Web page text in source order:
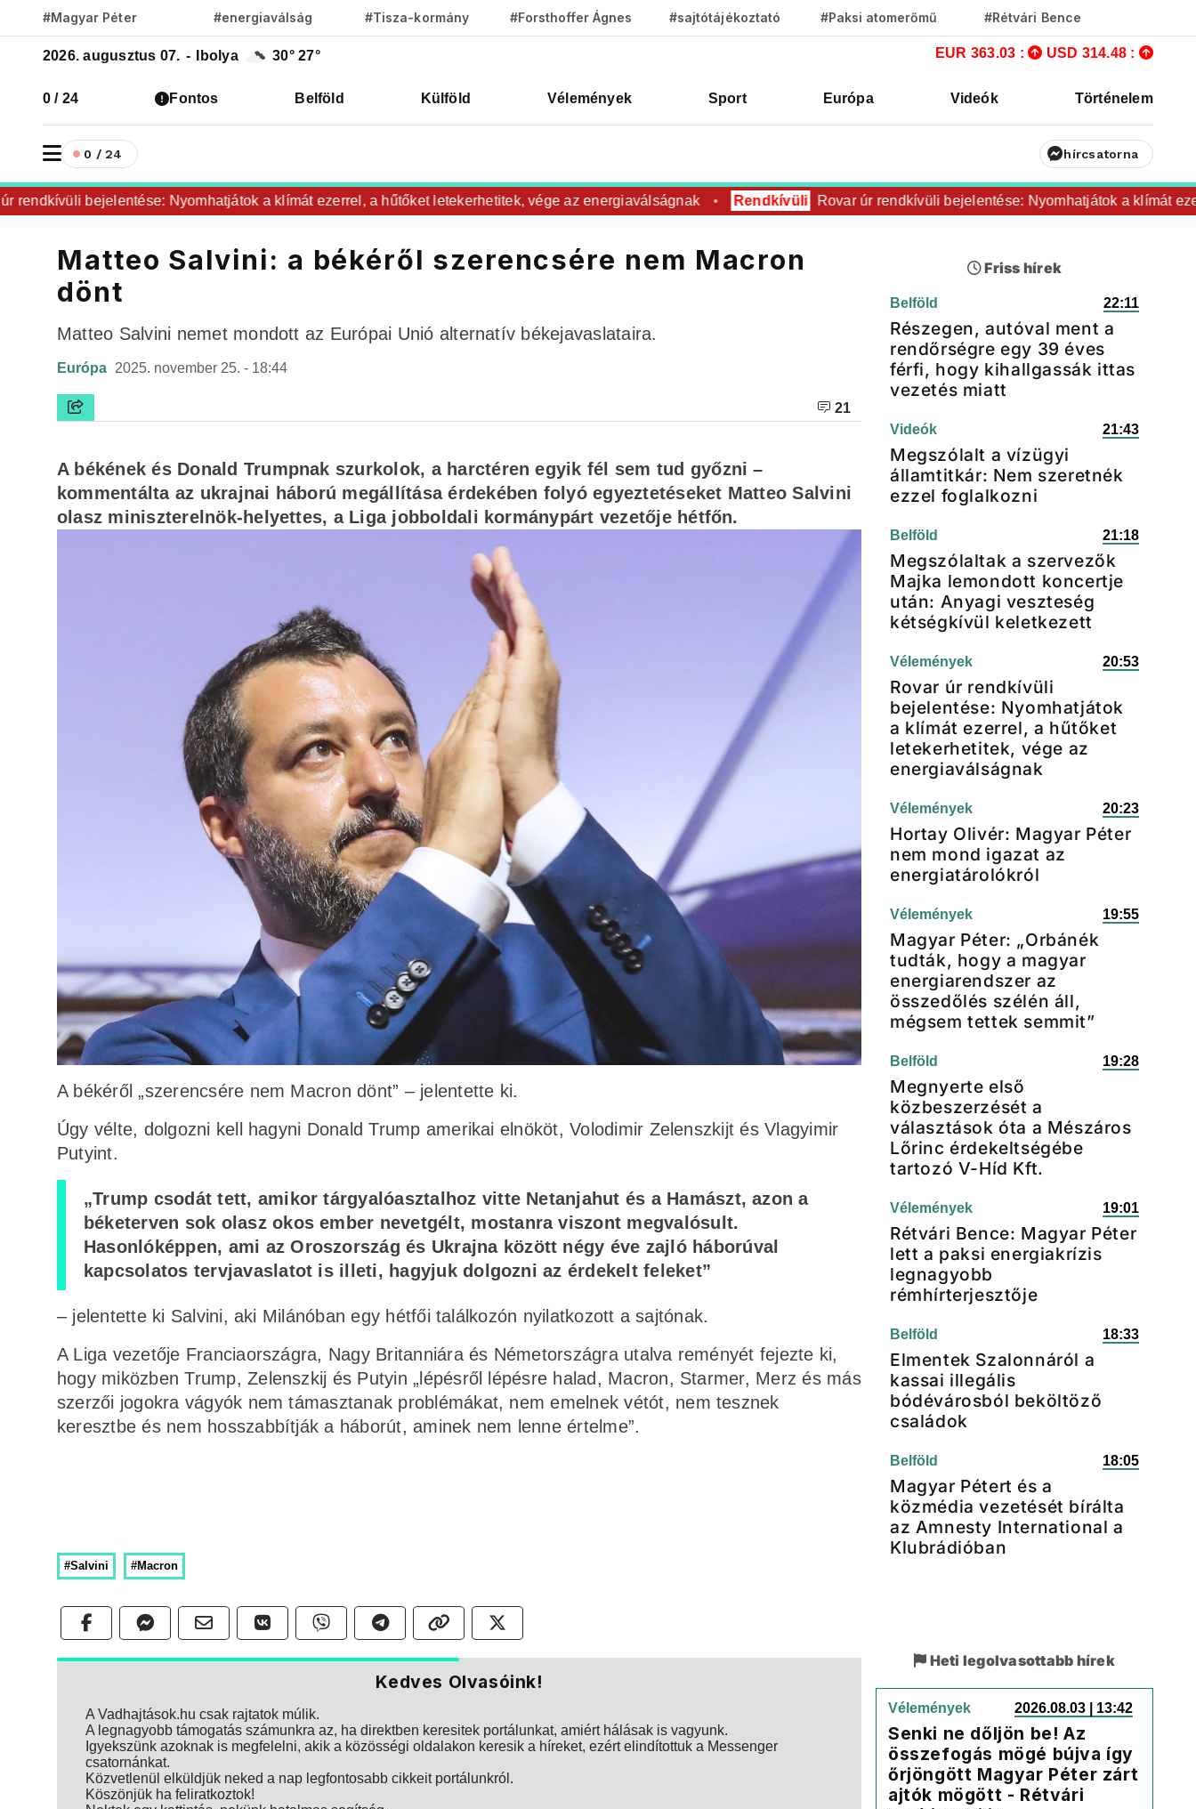
#Magyar Péter #energiaválság #Tisza-kormány #Forsthoffer Ágnes #sajtótájékoztató #Paksi atomerőmű #Rétvári Bence
2026. augusztus 07. - Ibolya 30° 27° EUR 363.03 : USD 314.48 :
0 / 24 Fontos Belföld Külföld Vélemények Sport Európa Videók Történelem
0 / 24 hírcsatorna
bejelentése: Nyomhatjátok a klímát ezerrel, a hűtőket letekerhetitek, vége az energiaválságnak Rendkívüli Rovar úr rendkívüli bejelentése: Nyomhatjátok a klímát
Matteo Salvini: a békéről szerencsére nem Macron
dönt
Matteo Salvini nemet mondott az Európai Unió alternatív békejavaslataira.
Európa 2025. november 25. - 18:44
21
A békének és Donald Trumpnak szurkolok, a harctéren egyik fél sem tud győzni –
kommentálta az ukrajnai háború megállítása érdekében folyó egyeztetéseket Matteo Salvini
olasz miniszterelnök-helyettes, a Liga jobboldali kormánypárt vezetője hétfőn.
A békéről „szerencsére nem Macron dönt” – jelentette ki.
Úgy vélte, dolgozni kell hagyni Donald Trump amerikai elnököt, Volodimir Zelenszkijt és Vlagyimir
Putyint.
„Trump csodát tett, amikor tárgyalóasztalhoz vitte Netanjahut és a Hamászt, azon a
béketerven sok olasz okos ember nevetgélt, mostanra viszont megvalósult.
Hasonlóképpen, ami az Oroszország és Ukrajna között négy éve zajló háborúval
kapcsolatos tervjavaslatot is illeti, hagyjuk dolgozni az érdekelt feleket”
– jelentette ki Salvini, aki Milánóban egy hétfői találkozón nyilatkozott a sajtónak.
A Liga vezetője Franciaországra, Nagy Britanniára és Németországra utalva reményét fejezte ki,
hogy miközben Trump, Zelenszkij és Putyin „lépésről lépésre halad, Macron, Starmer, Merz és más
szerzői jogokra vágyók nem támasztanak problémákat, nem emelnek vétót, nem tesznek
keresztbe és nem hosszabbítják a háborút, aminek nem lenne értelme”.
#Salvini #Macron
Kedves Olvasóink!
A Vadhajtások.hu csak rajtatok múlik.
A legnagyobb támogatás számunkra az, ha direktben keresitek portálunkat, amiért hálásak is vagyunk.
Igyekszünk azoknak is megfelelni, akik a közösségi oldalakon keresik a híreket, ezért elindítottuk a Messenger
csatornánkat.
Közvetlenül elküldjük neked a nap legfontosabb cikkeit portálunkról.
Köszönjük ha feliratkoztok!
Friss hírek
Belföld 22:11
Részegen, autóval ment a
rendőrségre egy 39 éves
férfi, hogy kihallgassák ittas
vezetés miatt
Videók 21:43
Megszólalt a vízügyi
államtitkár: Nem szeretnék
ezzel foglalkozni
Belföld 21:18
Megszólaltak a szervezők
Majka lemondott koncertje
után: Anyagi veszteség
kétségkívül keletkezett
Vélemények 20:53
Rovar úr rendkívüli
bejelentése: Nyomhatjátok
a klímát ezerrel, a hűtőket
letekerhetitek, vége az
energiaválságnak
Vélemények 20:23
Hortay Olivér: Magyar Péter
nem mond igazat az
energiatárolókról
Vélemények 19:55
Magyar Péter: „Orbánék
tudták, hogy a magyar
energiarendszer az
összedőlés szélén áll,
mégsem tettek semmit”
Belföld 19:28
Megnyerte első
közbeszerzését a
választások óta a Mészáros
Lőrinc érdekeltségébe
tartozó V-Híd Kft.
Vélemények 19:01
Rétvári Bence: Magyar Péter
lett a paksi energiakrízis
legnagyobb
rémhírterjesztője
Belföld 18:33
Elmentek Szalonnáról a
kassai illegális
bódévárosból beköltöző
családok
Belföld 18:05
Magyar Pétert és a
közmédia vezetését bírálta
az Amnesty International a
Klubrádióban
Heti legolvasottabb hírek
Vélemények 2026.08.03 | 13:42
Senki ne dőljön be! Az
összefogás mögé bújva így
őrjöngött Magyar Péter zárt
ajtók mögött - Rétvári